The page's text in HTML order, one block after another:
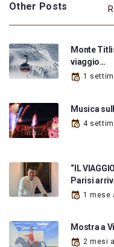
Other Posts
Monte
viaggio…
1
Musica
4
“IL
Parisi
1 mese
Mostra a
2 mesi